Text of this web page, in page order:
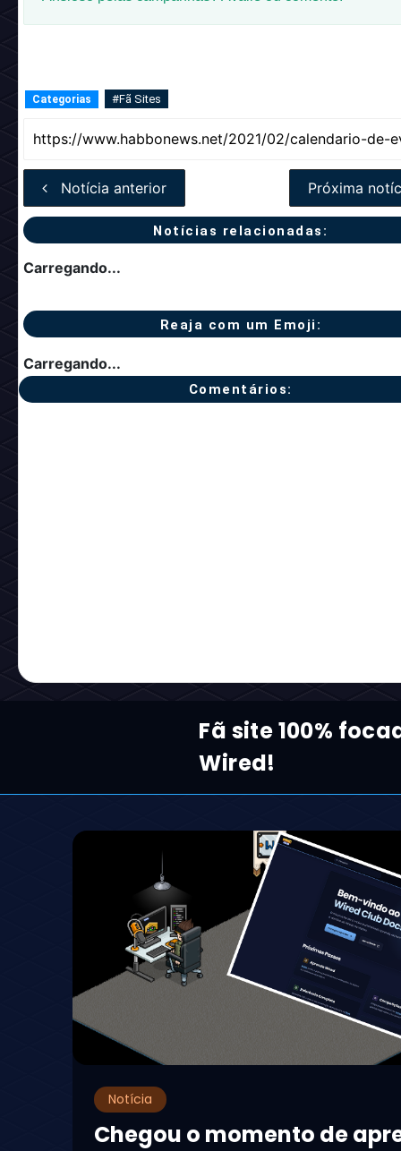
Categorias #Fã Sites
Notícia anterior Próxima
Notícias relacionadas:
Carregando...
Reaja com um Emoji:
Carregando...
Comentários:
Fã site 100%
Wired!
Notícia
Chegou o momento de